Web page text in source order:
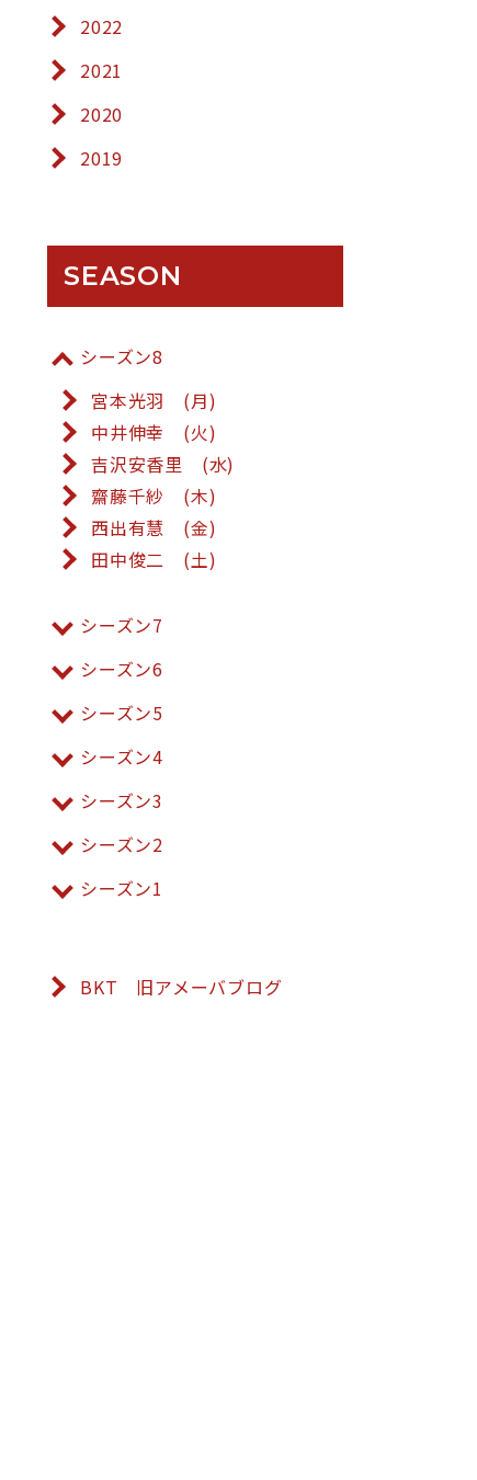
2022
2021
2020
2019
SEASON
シーズン8
宮本光羽 (月)
中井伸幸 (火)
吉沢安香里 (水)
齋藤千紗 (木)
西出有慧 (金)
田中俊二 (土)
シーズン7
シーズン6
シーズン5
シーズン4
シーズン3
シーズン2
シーズン1
BKT 旧アメーバブログ